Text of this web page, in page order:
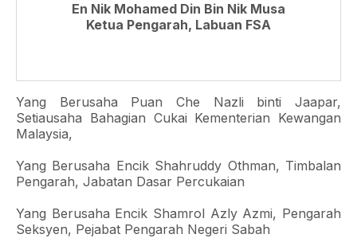
En Nik Mohamed Din Bin Nik Musa
Ketua Pengarah, Labuan FSA
Yang Berusaha Puan Che Nazli binti Jaapar,
Setiausaha Bahagian Cukai Kementerian Kewangan
Malaysia,
Yang Berusaha Encik Shahruddy Othman, Timbalan
Pengarah, Jabatan Dasar Percukaian
Yang Berusaha Encik Shamrol Azly Azmi, Pengarah
Seksyen, Pejabat Pengarah Negeri Sabah